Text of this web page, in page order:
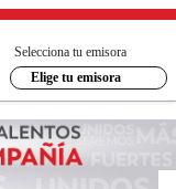
Selecciona tu emisora
Elige tu emisora